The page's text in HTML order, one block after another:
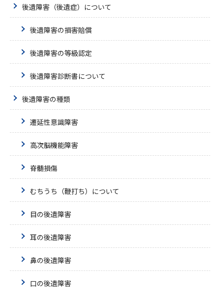
後遺障害（後遺症）について
後遺障害の損害賠償
後遺障害の等級認定
後遺障害診断書について
後遺障害の種類
遷延性意識障害
高次脳機能障害
脊髄損傷
むちうち（鞭打ち）について
目の後遺障害
耳の後遺障害
鼻の後遺障害
口の後遺障害